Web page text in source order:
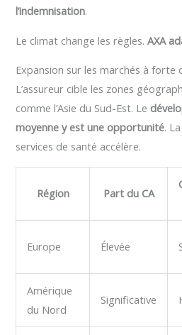
l’indemnisation.
Le climat change les règles.AXA
Expansion sur les marchés à forte
L’assureur cible les zones
comme l’Asie du Sud-Est. Le
moyenne y est une opportunité.
services de santé accélère.
Région Part du CA
Europe Élevée
Amérique
du Nord
Significative